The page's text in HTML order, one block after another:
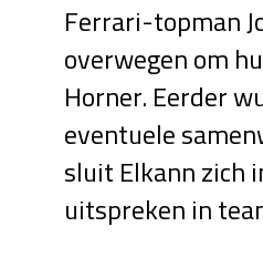
Ferrari-topman
overwegen om
Horner. Eerder
eventuele
sluit Elkann zich
uitspreken in